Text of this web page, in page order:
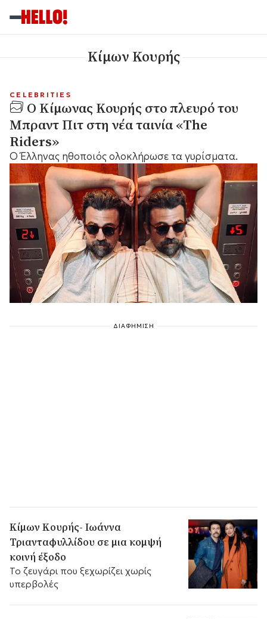
Κίμων Κουρής
CELEBRITIES
Ο Κίμωνας Κουρής στο πλευρό του
Μπραντ Πιτ στη νέα ταινία «The
Riders»
Ο Έλληνας ηθοποιός ολοκλήρωσε τα γυρίσματα.
ΔΙΑΦΗΜΙΣΗ
Κίμων Κουρής- Ιωάννα
Τριανταφυλλίδου σε μια κομψή
κοινή έξοδο
Το ζευγάρι που ξεχωρίζει χωρίς
υπερβολές